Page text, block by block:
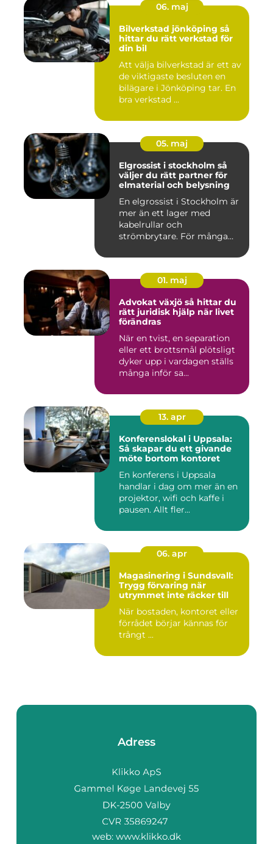
06. maj
Bilverkstad jönköping så
hittar du rätt verkstad för
din bil
Att välja bilverkstad är ett av
de viktigaste besluten en
bilägare i Jönköping tar. En
bra verkstad ...
05. maj
Elgrossist i stockholm så
väljer du rätt partner för
elmaterial och belysning
En elgrossist i Stockholm är
mer än ett lager med
kabelrullar och
strömbrytare. För många
01. maj
Advokat växjö så hittar du
rätt juridisk hjälp när livet
förändras
När en tvist, en separation
eller ett brottsmål plötsligt
dyker upp i vardagen ställs
många inför sa...
13. apr
Konferenslokal i Uppsala:
Så skapar du ett givande
möte bortom kontoret
En konferens i Uppsala
handlar i dag om mer än en
projektor, wifi och kaffe i
pausen. Allt fler...
06. apr
Magasinering i Sundsvall:
Trygg förvaring när
utrymmet inte räcker till
När bostaden, kontoret eller
förrådet börjar kännas för
trångt ...
Adress
web: www.klikko.dk